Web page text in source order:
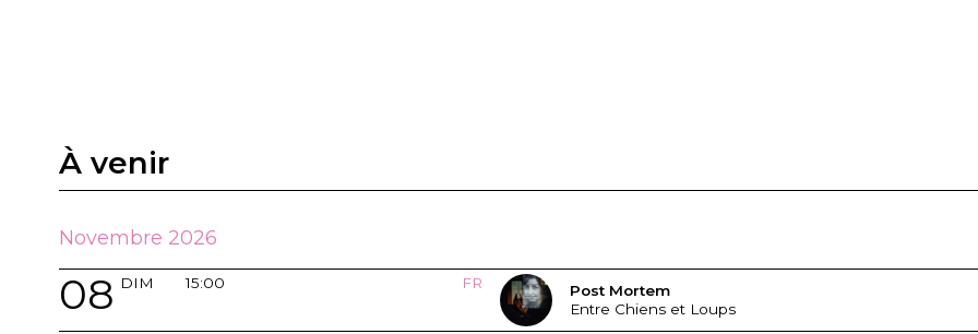
À venir
Novembre 2026
DIM
08 15:00 FR
Post Mortem
Entre Chiens et Loups